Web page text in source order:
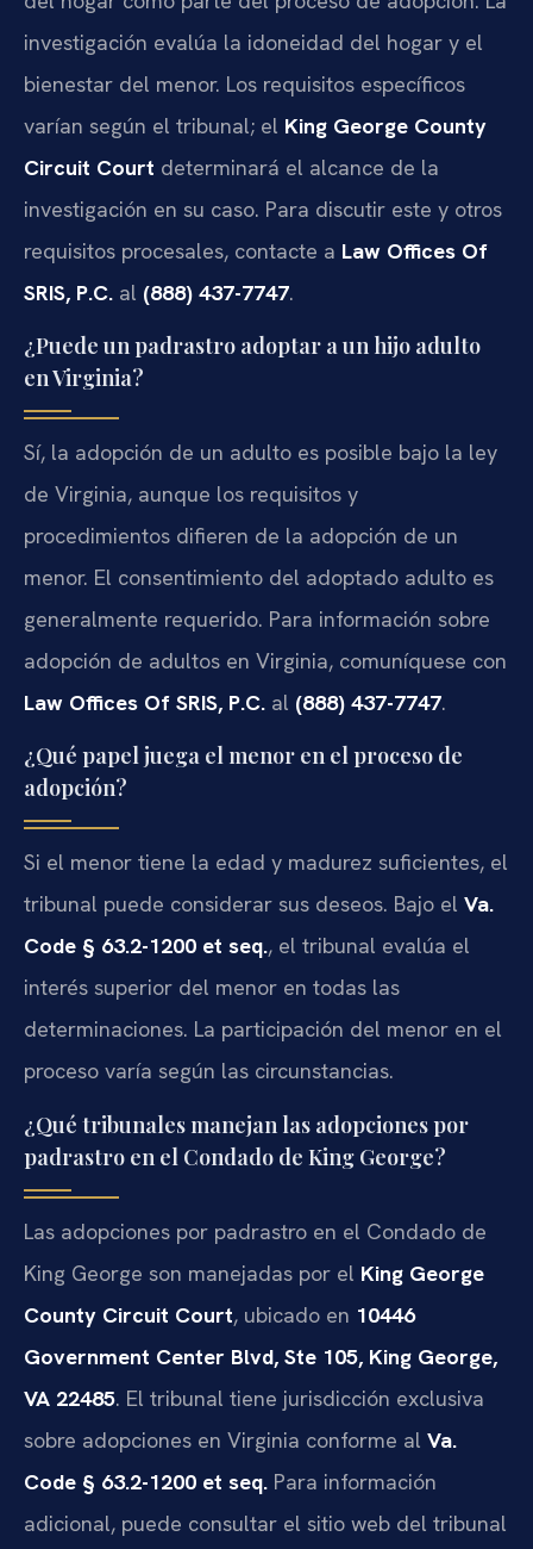
investigación evalúa la idoneidad del hogar y el
bienestar del menor. Los requisitos específicos
varían según el tribunal; el King George County
Circuit Court determinará el alcance de la
investigación en su caso. Para discutir este y otros
requisitos procesales, contacte a Law Offices Of
SRIS, P.C. al (888) 437-7747.
¿Puede un padrastro adoptar a un hijo adulto
en Virginia?
Sí, la adopción de un adulto es posible bajo la ley
de Virginia, aunque los requisitos y
procedimientos difieren de la adopción de un
menor. El consentimiento del adoptado adulto es
generalmente requerido. Para información sobre
adopción de adultos en Virginia, comuníquese con
Law Offices Of SRIS, P.C. al (888) 437-7747.
¿Qué papel juega el menor en el proceso de
adopción?
Si el menor tiene la edad y madurez suficientes, el
tribunal puede considerar sus deseos. Bajo el Va.
Code § 63.2-1200 et seq., el tribunal evalúa el
interés superior del menor en todas las
determinaciones. La participación del menor en el
proceso varía según las circunstancias.
¿Qué tribunales manejan las adopciones por
padrastro en el Condado de King George?
Las adopciones por padrastro en el Condado de
King George son manejadas por el King George
County Circuit Court, ubicado en 10446
Government Center Blvd, Ste 105, King George,
VA 22485. El tribunal tiene jurisdicción exclusiva
sobre adopciones en Virginia conforme al Va.
Code § 63.2-1200 et seq. Para información
adicional, puede consultar el sitio web del tribunal